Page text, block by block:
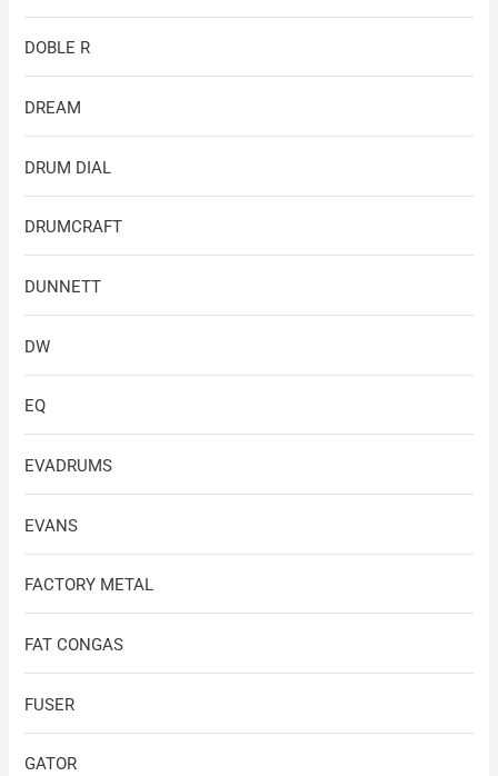
DOBLE R
DREAM
DRUM DIAL
DRUMCRAFT
DUNNETT
DW
EQ
EVADRUMS
EVANS
FACTORY METAL
FAT CONGAS
FUSER
GATOR